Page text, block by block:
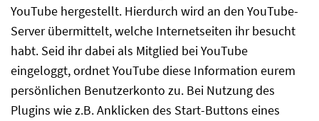
YouTube hergestellt. Hierdurch wird an den YouTube-
Server übermittelt, welche Internetseiten ihr besucht
habt. Seid ihr dabei als Mitglied bei YouTube
eingeloggt, ordnet YouTube diese Information eurem
persönlichen Benutzerkonto zu. Bei Nutzung des
Plugins wie z.B. Anklicken des Start-Buttons eines